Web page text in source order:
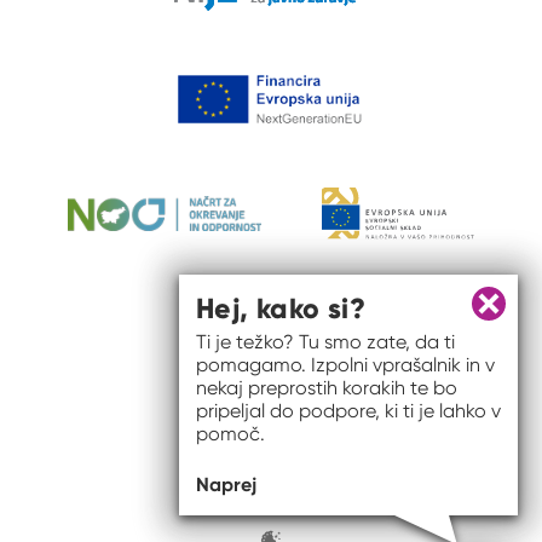
ISSN spletišča: 2820-5960
Zapri
Hej, kako si?
Ti je težko? Tu smo zate, da ti
pomagamo. Izpolni vprašalnik in v
nekaj preprostih korakih te bo
pripeljal do podpore, ki ti je lahko v
pomoč.
Naprej